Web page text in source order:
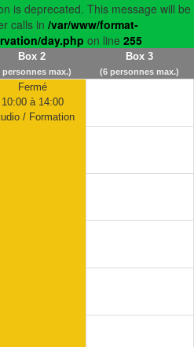
is deprecated. This message will be
calls in /var/www/format-
day.php on line 255
Box 2
personnes max.)
Box 3
(6 personnes max.)
Fermé
10:00 à 14:00
/ Formation